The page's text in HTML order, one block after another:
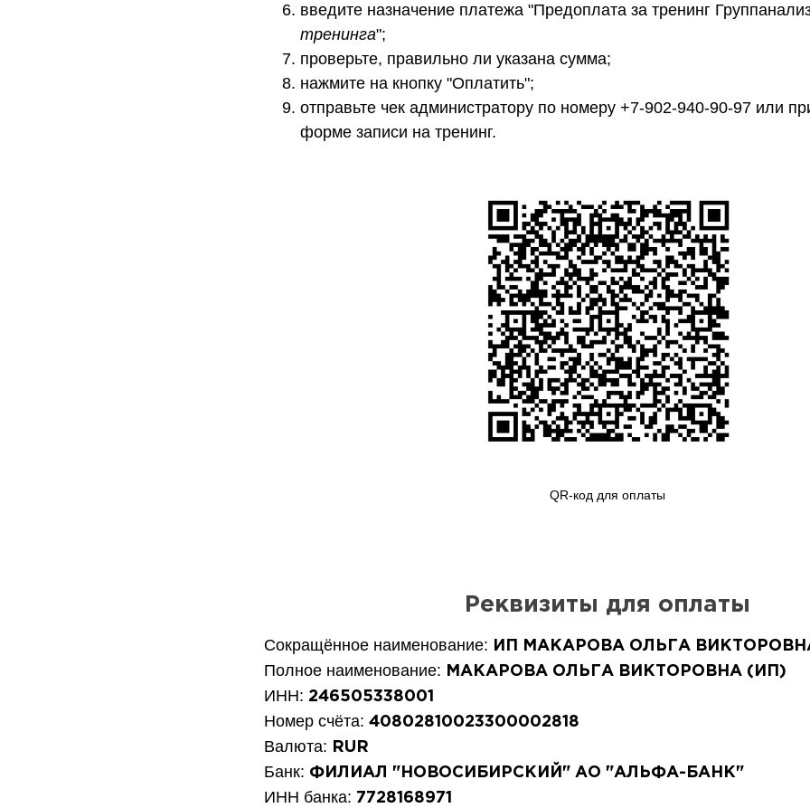
введите назначение платежа "Предоплата за тренинг
тренинга";
проверьте, правильно ли указана сумма;
нажмите на кнопку "Оплатить";
отправьте чек администратору по номеру +7-902-940-90-97 или
форме записи на тренинг.
QR-код для оплаты
Реквизиты для оплаты
Сокращённое наименование: ИП МАКАРОВА ОЛЬГА
Полное наименование: МАКАРОВА ОЛЬГА ВИКТОРОВНА (ИП)
ИНН: 246505338001
Номер счёта: 40802810023300002818
Валюта: RUR
Банк: ФИЛИАЛ "НОВОСИБИРСКИЙ" АО "АЛЬФА-БАНК"
ИНН банка: 7728168971